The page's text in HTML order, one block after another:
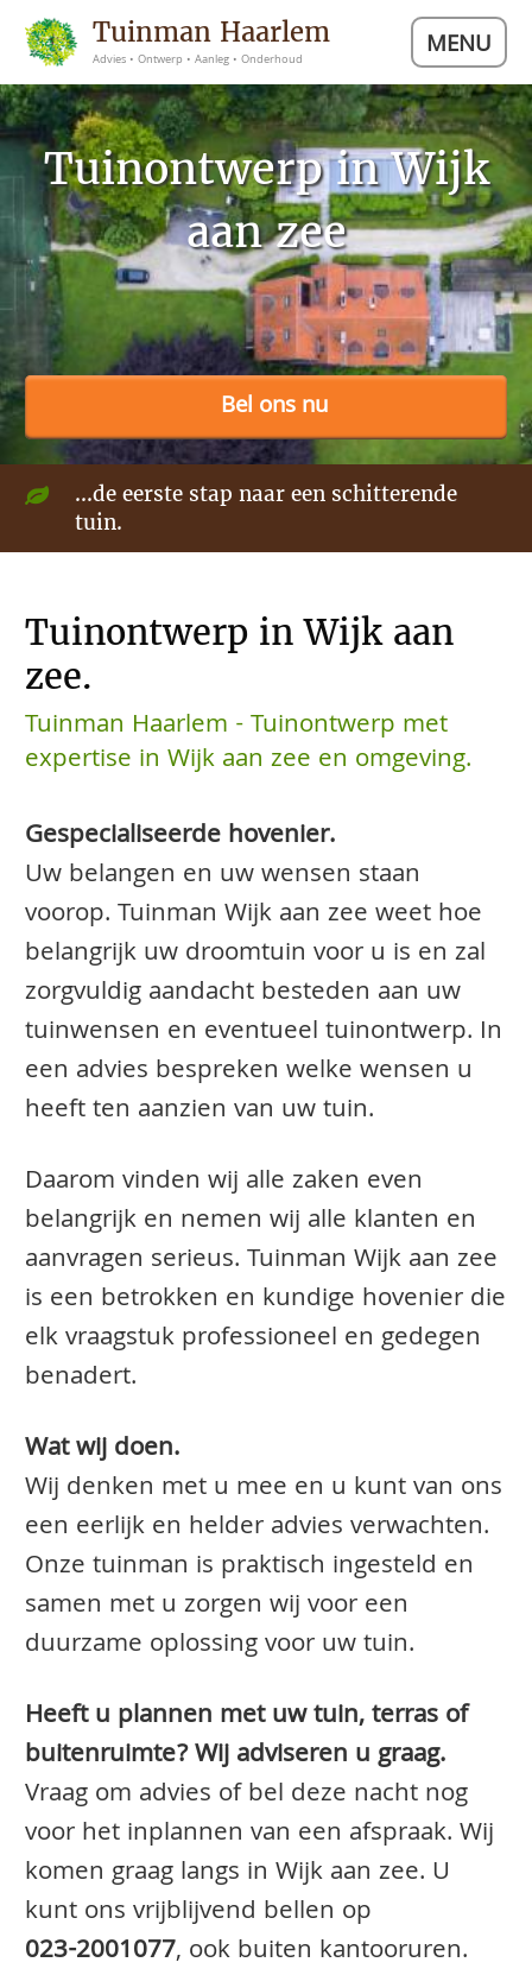
Tuinman Haarlem
Advies • Ontwerp • Aanleg • Onderhoud MENU
Tuinontwerp in Wijk
aan zee
Bel ons nu
...de eerste stap naar een schitterende
tuin.
Tuinontwerp in Wijk aan
zee.
Tuinman Haarlem - Tuinontwerp met
expertise in Wijk aan zee en omgeving.
Gespecialiseerde hovenier.
Uw belangen en uw wensen staan
voorop. Tuinman Wijk aan zee weet hoe
belangrijk uw droomtuin voor u is en zal
zorgvuldig aandacht besteden aan uw
tuinwensen en eventueel tuinontwerp. In
een advies bespreken welke wensen u
heeft ten aanzien van uw tuin.
Daarom vinden wij alle zaken even
belangrijk en nemen wij alle klanten en
aanvragen serieus. Tuinman Wijk aan zee
is een betrokken en kundige hovenier die
elk vraagstuk professioneel en gedegen
benadert.
Wat wij doen.
Wij denken met u mee en u kunt van ons
een eerlijk en helder advies verwachten.
Onze tuinman is praktisch ingesteld en
samen met u zorgen wij voor een
duurzame oplossing voor uw tuin.
Heeft u plannen met uw tuin, terras of
buitenruimte? Wij adviseren u graag.
Vraag om advies of bel deze nacht nog
voor het inplannen van een afspraak. Wij
komen graag langs in Wijk aan zee. U
kunt ons vrijblijvend bellen op
023-2001077, ook buiten kantooruren.